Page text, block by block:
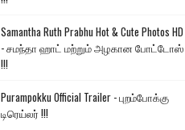
Samantha Ruth Prabhu Hot & Cute Photos HD
- சமந்தா ஹாட் மற்றும் அழகான போட்டோஸ்
!!!
Purampokku Official Trailer - புறம்போக்கு
டிரெய்லர் !!!